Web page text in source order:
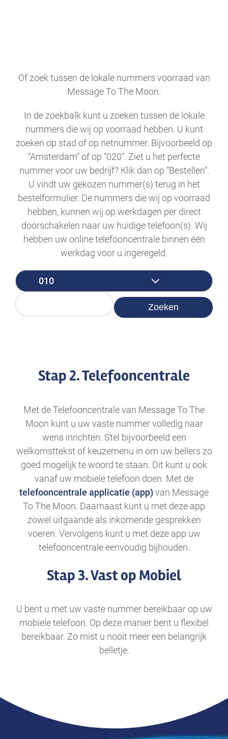
Of zoek tussen de lokale nummers voorraad van
Message To The Moon:
In de zoekbalk kunt u zoeken tussen de lokale
nummers die wij op voorraad hebben. U kunt
zoeken op stad of op netnummer. Bijvoorbeeld op
“Amsterdam” of op “020”. Ziet u het perfecte
nummer voor uw bedrijf? Klik dan op “Bestellen”.
U vindt uw gekozen nummer(s) terug in het
bestelformulier. De nummers die wij op voorraad
hebben, kunnen wij op werkdagen per direct
doorschakelen naar uw huidige telefoon(s). Wij
hebben uw online telefooncentrale binnen één
werkdag voor u ingeregeld.
Zoeken
Stap 2. Telefooncentrale
Met de Telefooncentrale van Message To The
Moon kunt u uw vaste nummer volledig naar
wens inrichten. Stel bijvoorbeeld een
welkomsttekst of keuzemenu in om uw bellers zo
goed mogelijk te woord te staan. Dit kunt u ook
vanaf uw mobiele telefoon doen. Met de
telefooncentrale applicatie (app)van Message
To The Moon. Daarnaast kunt u met deze app
zowel uitgaande als inkomende gesprekken
voeren. Vervolgens kunt u met deze app uw
telefooncentrale eenvoudig bijhouden.
Stap 3. Vast op Mobiel
U bent u met uw vaste nummer bereikbaar op uw
mobiele telefoon. Op deze manier bent u flexibel
bereikbaar. Zo mist u nooit meer een belangrijk
belletje.